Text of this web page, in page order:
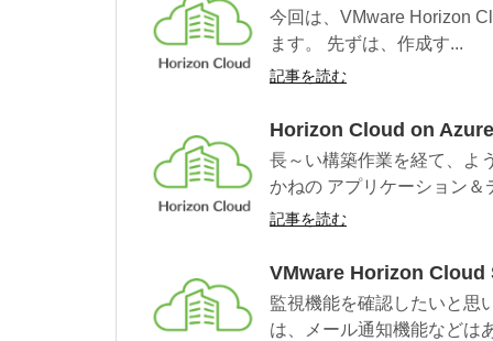
今回は、VMware Horizon
ます。 先ずは、作成す...
記事を読む
Horizon Cloud on
長～い構築作業を経て、よ
かねの アプリケーション
記事を読む
VMware Horizon Cloud
監視機能を確認したいと思
は、メール通知機能などは